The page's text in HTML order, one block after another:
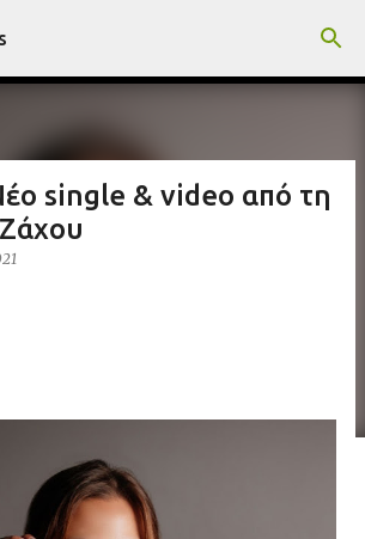
στο κύριο περιεχόμενο
single & video από τη